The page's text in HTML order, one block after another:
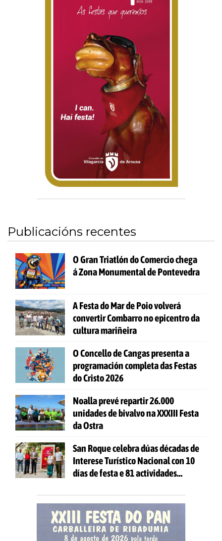
Publicacións recentes
O Gran Triatlón do Comercio chega
á Zona Monumental de Pontevedra
A Festa do Mar de Poio volverá
convertir Combarro no epicentro da
cultura mariñeira
O Concello de Cangas presenta a
programación completa das Festas
do Cristo 2026
Noalla prevé repartir 26.000
unidades de bivalvo na XXXIII Festa
da Ostra
San Roque celebra dúas décadas de
Interese Turístico Nacional con 10
días de festa e 81 actividades